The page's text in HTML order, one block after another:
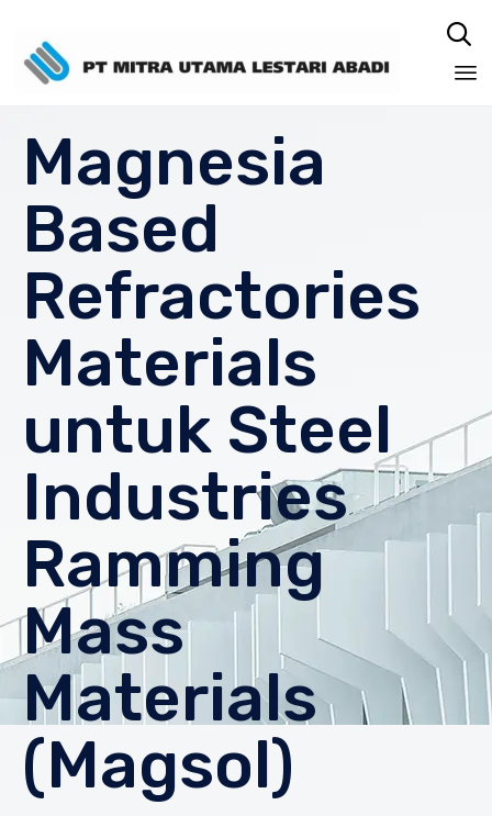

Magnesia
Based
Refractories
Materials
untuk Steel
Industries
Ramming
Mass
Materials
(Magsol)